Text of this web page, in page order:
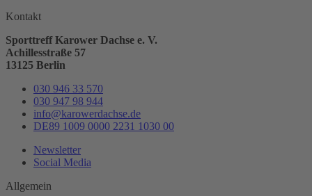
Kontakt
Sporttreff Karower Dachse e. V.
Achillesstraße 57
13125 Berlin
030 946 33 570
030 947 98 944
info@karowerdachse.de
DE89 1009 0000 2231 1030 00
Newsletter
Social Media
Allgemein